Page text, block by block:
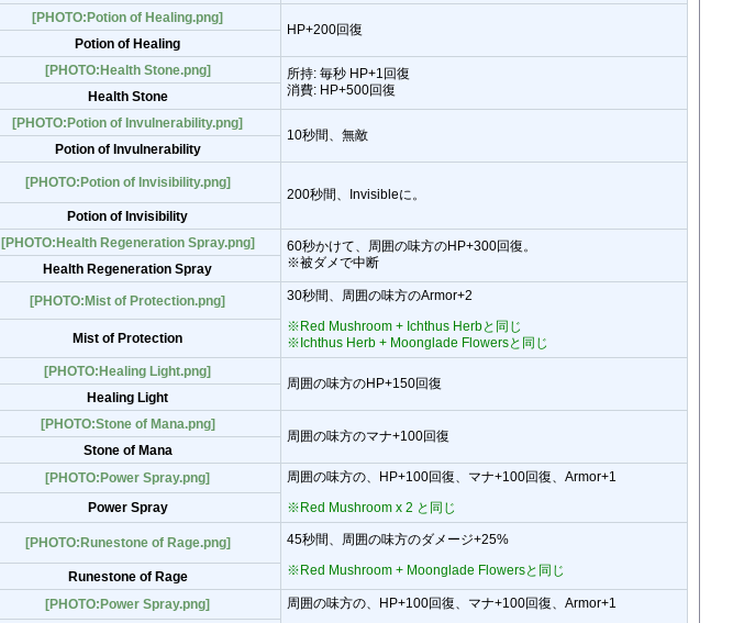
[PHOTO:Potion of Healing.png]
HP+200回復
Potion of Healing
[PHOTO:Health Stone.png]
所持: 毎秒 HP+1回復
消費: HP+500回復
Health Stone
[PHOTO:Potion of Invulnerability.png]
10秒間、無敵
Potion of Invulnerability
[PHOTO:Potion of Invisibility.png]
200秒間、Invisibleに。
Potion of Invisibility
[PHOTO:Health Regeneration Spray.png]
60秒かけて、周囲の味方のHP+300回復。
※被ダメで中断
Health Regeneration Spray
[PHOTO:Mist of Protection.png] 30秒間、周囲の味方のArmor+2
※Red Mushroom + Ichthus Herbと同じ
※Ichthus Herb + Moonglade Flowersと同じ
Mist of Protection
[PHOTO:Healing Light.png]
周囲の味方のHP+150回復
Healing Light
[PHOTO:Stone of Mana.png]
周囲の味方のマナ+100回復
Stone of Mana
[PHOTO:Power Spray.png] 周囲の味方の、HP+100回復、マナ+100回復、Armor+1
※Red Mushroom x 2 と同じ
Power Spray
[PHOTO:Runestone of Rage.png] 45秒間、周囲の味方のダメージ+25%
※Red Mushroom + Moonglade Flowersと同じ
Runestone of Rage
[PHOTO:Power Spray.png] 周囲の味方の、HP+100回復、マナ+100回復、Armor+1